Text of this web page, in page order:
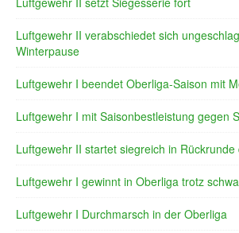
Luftgewehr II verabschiedet sich
Winterpause
Luftgewehr I beendet Oberliga-Saison mit
Luftgewehr I mit Saisonbestleistung gegen
Luftgewehr II startet siegreich in
Luftgewehr I gewinnt in Oberliga trotz
Luftgewehr I Durchmarsch in der Oberliga